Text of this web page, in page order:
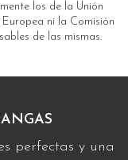
los de la Unión
ni la Comisión
de las mismas.
perfectas y una